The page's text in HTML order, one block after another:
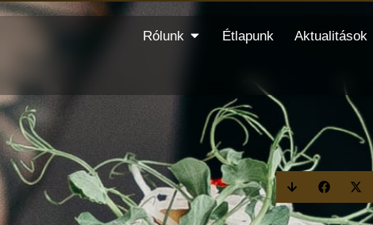
Rólunk Étlapunk Aktualitások